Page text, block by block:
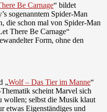
Be Carnage“ bildet
sogenanntem Spider-Man
die schon mal von Spider-Man
There Be Carnage“
Form, ohne den
„Wolf – Das Tier im Manne“
scheint Marvel sich
wollen; selbst die Musik klaut
etwas Eigenständiges und